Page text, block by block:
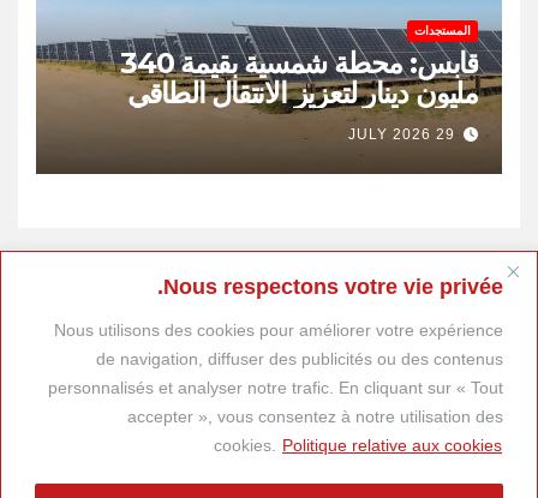
Nous respectons votre vie privée.
Nous utilisons des cookies pour améliorer votre expérience
de navigation, diffuser des publicités ou des contenus
personnalisés et analyser notre trafic. En cliquant sur « Tout
accepter », vous consentez à notre utilisation des
cookies.
Politique relative aux cookies
المستجدات
قابس: محطة شمسية بقيمة 340
مليون دينار لتعزيز الانتقال الطاقي
وخلق 400 موطن شغل
29 JULY 2026